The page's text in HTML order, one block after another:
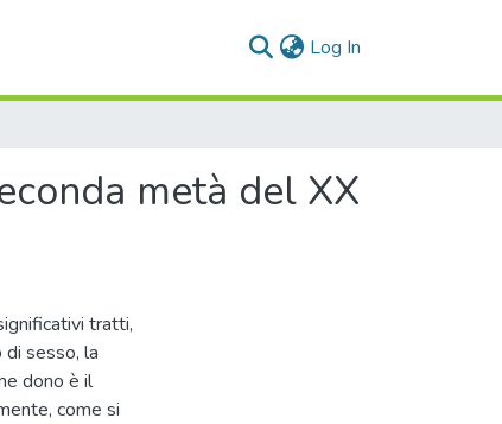
Log In
metà del XX
tratti,
di sesso, la
dono è il
come si